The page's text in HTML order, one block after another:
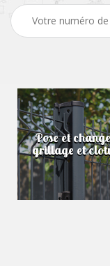
Pose et
grillage et